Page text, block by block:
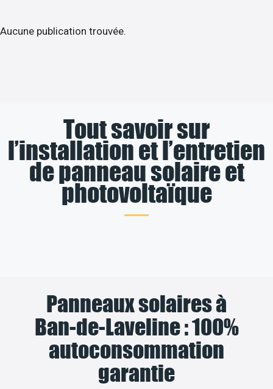
Aucune publication trouvée.
Tout savoir sur
l’installation et l’entretien
de panneau solaire et
photovoltaïque
Panneaux solaires à
Ban-de-Laveline : 100%
autoconsommation
garantie